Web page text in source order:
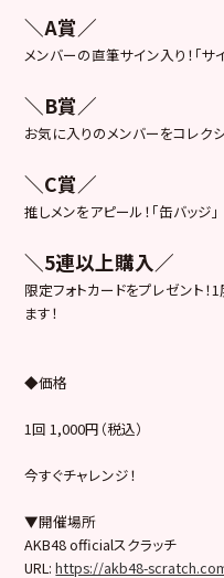
＼A賞／
メンバーの直筆サイン入り！「サ
＼B賞／
お気に入りのメンバーをコレクシ
＼C賞／
推しメンをアピール！「缶バッジ」
＼5連以上購入／
限定フォトカードをプレゼント
ます！
◆価格
1回 1,000円（税込）
今すぐチャレンジ！
▼開催場所
AKB48 officialスクラッチ
URL:https://akb48-